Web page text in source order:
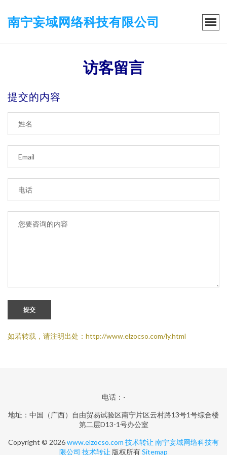
南宁妄域网络科技有限公司
访客留言
提交的内容
提交
如若转载，请注明出处：http://www.elzocso.com/ly.html
电话：-
地址：中国（广西）自由贸易试验区南宁片区云村路13号1号综合楼
第二层D13-1号办公室
Copyright © 2026www.elzocso.com 技术转让 南宁妄域网络科技有
限公司 技术转让 版权所有Sitemap